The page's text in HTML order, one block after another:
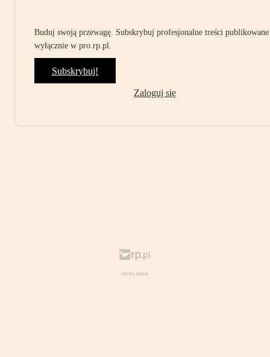
Buduj swoją przewagę. Subskrybuj profesjonalne treści publikowane
wyłącznie w pro.rp.pl.
Subskrybuj!
Zaloguj się